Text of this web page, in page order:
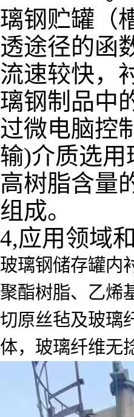
璃钢贮罐（
透途径的函
流速较快，
璃钢制品中
过微电脑控
输)介质选
高树脂含量
组成。
4,应用领域
玻璃钢储存罐内
聚酯树脂、乙烯
切原丝毡及玻璃
体，玻璃纤维无